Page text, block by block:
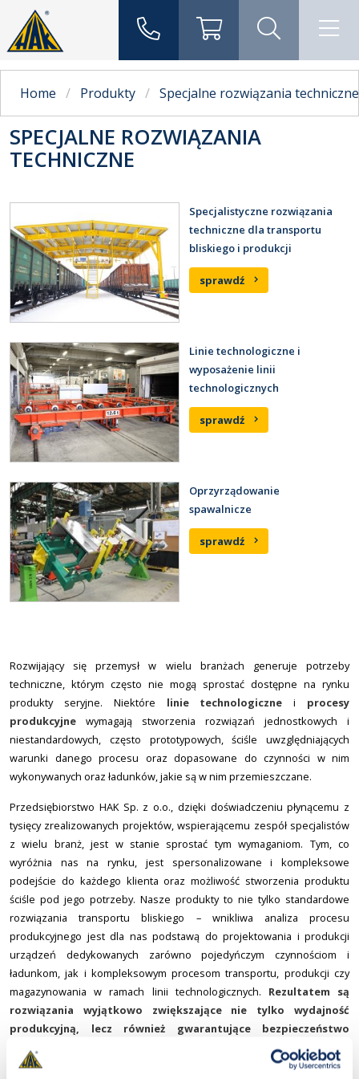
Home Produkty Specjalne rozwiązania techniczne
SPECJALNE ROZWIĄZANIA
TECHNICZNE
Specjalistyczne rozwiązania
techniczne dla transportu
bliskiego i produkcji
sprawdź
Linie technologiczne i
wyposażenie linii
technologicznych
sprawdź
Oprzyrządowanie
spawalnicze
sprawdź
Rozwijający się przemysł w wielu branżach generuje potrzeby
techniczne, którym często nie mogą sprostać dostępne na rynku
produkty seryjne. Niektóre linie technologiczne i procesy
produkcyjne wymagają stworzenia rozwiązań jednostkowych i
niestandardowych, często prototypowych, ściśle uwzględniających
warunki danego procesu oraz dopasowane do czynności w nim
wykonywanych oraz ładunków, jakie są w nim przemieszczane.
Przedsiębiorstwo HAK Sp. z o.o., dzięki doświadczeniu płynącemu z
tysięcy zrealizowanych projektów, wspierającemu zespół specjalistów
z wielu branż, jest w stanie sprostać tym wymaganiom. Tym, co
wyróżnia nas na rynku, jest spersonalizowane i kompleksowe
podejście do każdego klienta oraz możliwość stworzenia produktu
ściśle pod jego potrzeby. Nasze produkty to nie tylko standardowe
rozwiązania transportu bliskiego – wnikliwa analiza procesu
produkcyjnego jest dla nas podstawą do projektowania i produkcji
urządzeń dedykowanych zarówno pojedyńczym czynnościom i
ładunkom, jak i kompleksowym procesom transportu, produkcji czy
magazynowania w ramach linii technologicznych. Rezultatem są
rozwiązania wyjątkowo zwiększające nie tylko wydajność
produkcyjną, lecz również gwarantujące bezpieczeństwo
pracownikom.